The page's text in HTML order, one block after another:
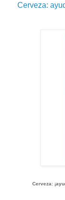
Cerveza:
Cerveza: